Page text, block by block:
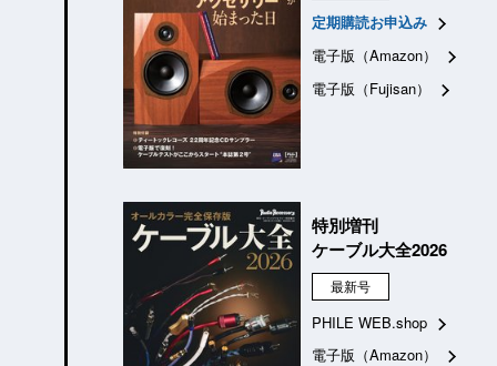
定期購読お申込み
電子版（Amazon）
電子版（Fujisan）
特別増刊
ケーブル大全2026
最新号
PHILE WEB.shop
電子版（Amazon）